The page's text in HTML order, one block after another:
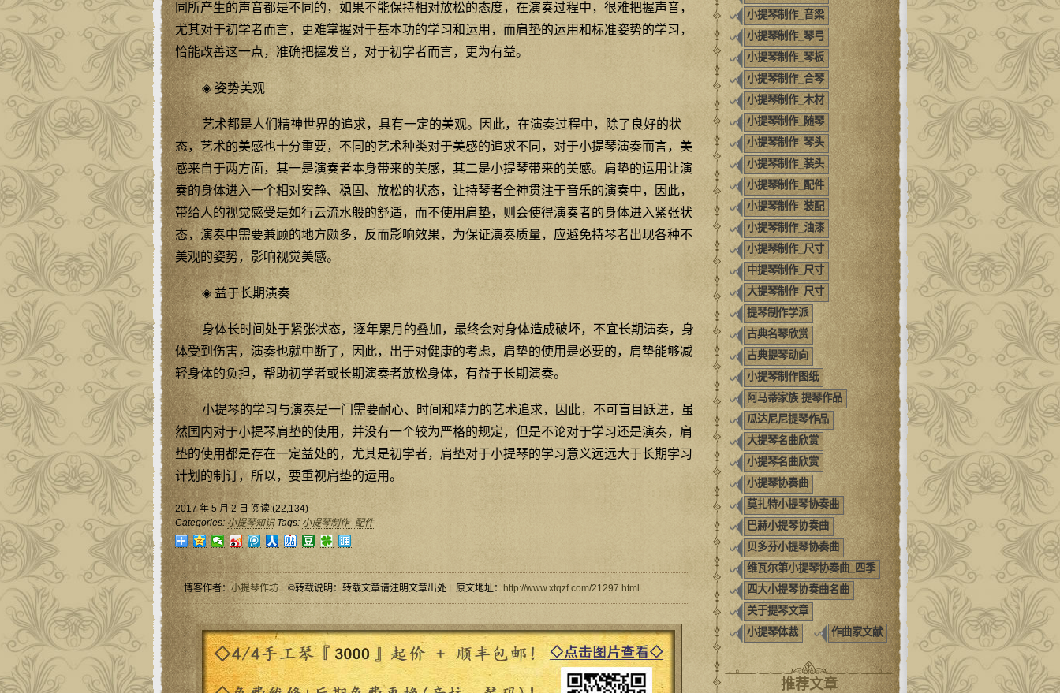
同所产生的声音都是不同的，如果不能保持相对放松的态度，在演奏过程中，很难把握声音，
尤其对于初学者而言，更难掌握对于基本功的学习和运用，而肩垫的运用和标准姿势的学习，
恰能改善这一点，准确把握发音，对于初学者而言，更为有益。
◈ 姿势美观
艺术都是人们精神世界的追求，具有一定的美观。因此，在演奏过程中，除了良好的状
态，艺术的美感也十分重要，不同的艺术种类对于美感的追求不同，对于小提琴演奏而言，美
感来自于两方面，其一是演奏者本身带来的美感，其二是小提琴带来的美感。肩垫的运用让演
奏的身体进入一个相对安静、稳固、放松的状态，让持琴者全神贯注于音乐的演奏中，因此，
带给人的视觉感受是如行云流水般的舒适，而不使用肩垫，则会使得演奏者的身体进入紧张状
态，演奏中需要兼顾的地方颇多，反而影响效果，为保证演奏质量，应避免持琴者出现各种不
美观的姿势，影响视觉美感。
◈ 益于长期演奏
身体长时间处于紧张状态，逐年累月的叠加，最终会对身体造成破坏，不宜长期演奏，身
体受到伤害，演奏也就中断了，因此，出于对健康的考虑，肩垫的使用是必要的，肩垫能够减
轻身体的负担，帮助初学者或长期演奏者放松身体，有益于长期演奏。
小提琴的学习与演奏是一门需要耐心、时间和精力的艺术追求，因此，不可盲目跃进，虽
然国内对于小提琴肩垫的使用，并没有一个较为严格的规定，但是不论对于学习还是演奏，肩
垫的使用都是存在一定益处的，尤其是初学者，肩垫对于小提琴的学习意义远远大于长期学习
计划的制订，所以，要重视肩垫的运用。
2017 年 5 月 2 日 阅读:(22,134)
Categories: 小提琴知识Tags: 小提琴制作_配件
博客作者：小提琴作坊| ©转载说明：转载文章请注明文章出处 | 原文地址： http://www.xtqzf.com/21297.html
小提琴制作_音梁
小提琴制作_琴弓
小提琴制作_琴板
小提琴制作_合琴
小提琴制作_木材
小提琴制作_随琴
小提琴制作_琴头
小提琴制作_装头
小提琴制作_配件
小提琴制作_装配
小提琴制作_油漆
小提琴制作_尺寸
中提琴制作_尺寸
大提琴制作_尺寸
提琴制作学派
古典名琴欣赏
古典提琴动向
小提琴制作图纸
阿马蒂家族 提琴作品
瓜达尼尼提琴作品
大提琴名曲欣赏
小提琴名曲欣赏
小提琴协奏曲
莫扎特小提琴协奏曲
巴赫小提琴协奏曲
贝多芬小提琴协奏曲
维瓦尔第小提琴协奏曲_四季
四大小提琴协奏曲名曲
关于提琴文章
小提琴体裁
作曲家文献
推荐文章